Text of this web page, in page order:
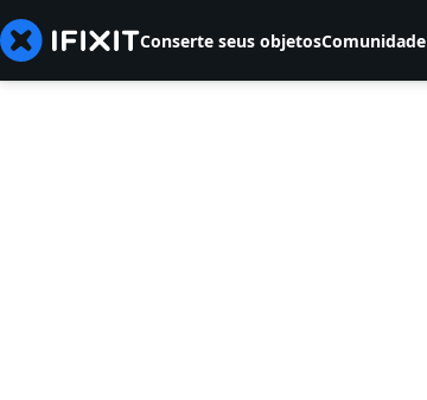
Conserte seus objetosComunidade